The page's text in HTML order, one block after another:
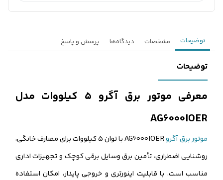
توضیحات مشخصات دیدگاه‌ها پرسش و پاسخ
توضیحات
معرفی موتور برق آگرو ۵ کیلووات مدل
AG6000IOER
موتور برق آگرو
AG6000IOER با توان ۵ کیلووات برای مصارف خانگی،
روشنایی اضطراری، تأمین برق وسایل برقی کوچک و تجهیزات اداری
مناسب است. با قابلیت اینورتری و خروجی پایدار، امکان استفاده